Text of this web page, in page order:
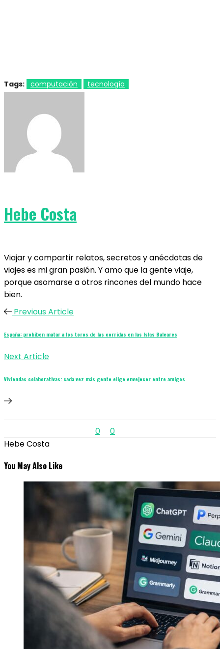
Tags: computación tecnología
Hebe Costa
Viajar y compartir relatos, secretos y anécdotas de
viajes es mi gran pasión. Y amo que la gente viaje,
porque asomarse a otros rincones del mundo hace
bien.
Previous Article
España: prohiben matar a los toros de las corridas en las Islas Baleares
Next Article
Viviendas colaborativas: cada vez más gente elige envejecer entre amigos
0
0
Hebe Costa
You May Also Like